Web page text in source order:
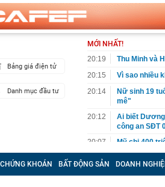
Bảng giá điện tử
Danh mục đầu tư
MỚI NHẤT!
20:19
Thu Minh và
20:15
Vì sao nhiều
20:14
Nữ sinh 19
mê"
20:12
Ai biết
công an SĐT
20:07
Mỹ chi 400
20:03
3 thói quen
19:50
Dàn sao Việt
CHỨNG KHOÁN BẤT ĐỘNG SẢN DOANH